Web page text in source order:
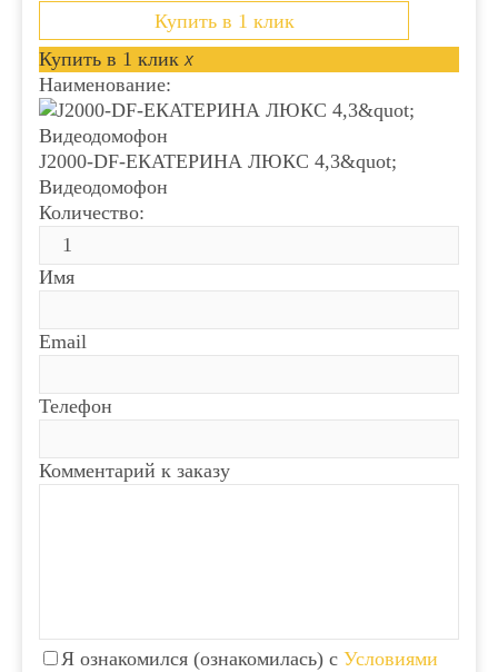
Купить в 1 клик
Купить в 1 клик x
Наименование:
J2000-DF-ЕКАТЕРИНА ЛЮКС 4,3&quot;
Видеодомофон
Количество:
Имя
Email
Телефон
Комментарий к заказу
Я ознакомился (ознакомилась) с Условиями